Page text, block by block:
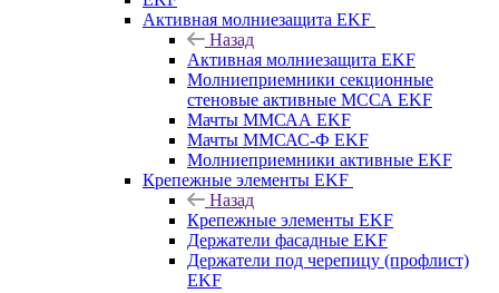
Активная молниезащита EKF
Назад
Активная молниезащита EKF
Молниеприемники секционные
стеновые активные МССА EKF
Мачты ММСАА EKF
Мачты ММСАС-Ф EKF
Молниеприемники активные EKF
Крепежные элементы EKF
Назад
Крепежные элементы EKF
Держатели фасадные EKF
Держатели под черепицу (профлист)
EKF